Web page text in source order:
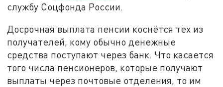
службу Соцфонда России.
Досрочная выплата пенсии коснётся тех из
получателей, кому обычно денежные
средства поступают через банк. Что касается
того числа пенсионеров, которые получают
выплаты через почтовые отделения, то им